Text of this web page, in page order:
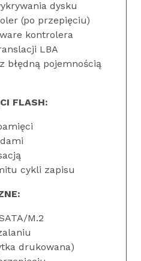
dysku
(po przepięciu)
kontrolera
LBA
błędną pojemnością
FLASH:
cykli zapisu
M.2
drukowana)